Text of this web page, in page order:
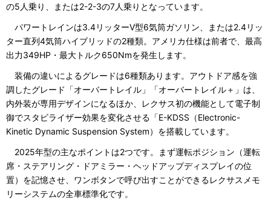
の5人乗り、または2-2-3の7人乗りとなっています。
パワートレインは3.4リッターV型6気筒ガソリン、または2.4リッ
ター直列4気筒ハイブリッドの2種類。アメリカ仕様は前者で、最高
出力349HP・最大トルク650Nmを発生します。
装備の違いによるグレードは6種類あります。アウトドア感を強
調したグレード「オーバートレイル」「オーバートレイル＋」は、
内外装が専用デザインになるほか、レクサス初の機能として電子制
御でスタビライザー効果を変化させる「E-KDSS（Electronic-
Kinetic Dynamic Suspension System）を搭載しています。
2025年型の主なポイントは2つです。まず運転ポジション（運転
席・ステアリング・ドアミラー・ヘッドアップディスプレイの位
置）を記憶させ、ワンボタンで呼び出すことができるレクサスメモ
リーシステムの全車標準化です。